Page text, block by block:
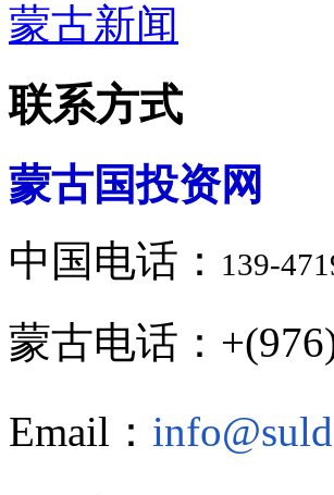
蒙古新闻
联系方式
蒙古国投资网
中国电话： 139-
蒙古电话：
Email：